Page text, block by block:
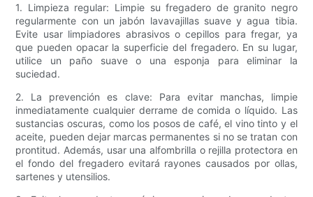
1. Limpieza regular: Limpie su fregadero de granito negro
regularmente con un jabón lavavajillas suave y agua tibia.
Evite usar limpiadores abrasivos o cepillos para fregar, ya
que pueden opacar la superficie del fregadero. En su lugar,
utilice un paño suave o una esponja para eliminar la
suciedad.
2. La prevención es clave: Para evitar manchas, limpie
inmediatamente cualquier derrame de comida o líquido. Las
sustancias oscuras, como los posos de café, el vino tinto y el
aceite, pueden dejar marcas permanentes si no se tratan con
prontitud. Además, usar una alfombrilla o rejilla protectora en
el fondo del fregadero evitará rayones causados ​​por ollas,
sartenes y utensilios.